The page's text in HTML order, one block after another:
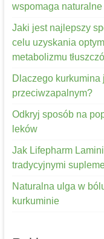
wspomaga
Jaki jest najlepszy
celu uzyskania
metabolizmu
Dlaczego
przeciwzapalnym?
Odkryj sposób na
leków
Jak Lifepharm
tradycyjnymi
Naturalna ulga w
kurkuminie